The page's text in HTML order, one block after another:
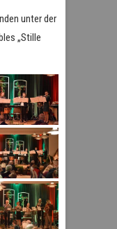
unter der
„Stille